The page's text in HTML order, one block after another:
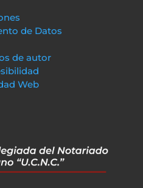
de Datos
de autor
Web